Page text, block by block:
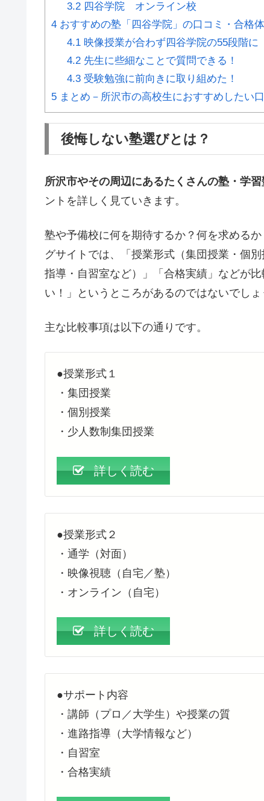
3.2四谷学院 オンライン校
4 おすすめの塾「四谷学院」の口コミ・合格
4.1映像授業が合わず四谷学院の55段階に
4.2先生に些細なことで質問できる！
4.3受験勉強に前向きに取り組めた！
5 まとめ－所沢市の高校生におすすめしたい
後悔しない塾選びとは？
所沢市やその周辺にあるたくさんの塾・学
ントを詳しく見ていきます。
塾や予備校に何を期待するか？何を求める
グサイトでは、「授業形式（集団授業・個
指導・自習室など）」「合格実績」などが
い！」というところがあるのではないでしょ
主な比較事項は以下の通りです。
●授業形式１
・集団授業
・個別授業
・少人数制集団授業
詳しく読む
●授業形式２
・通学（対面）
・映像視聴（自宅／塾）
・オンライン（自宅）
詳しく読む
●サポート内容
・講師（プロ／大学生）や授業の質
・進路指導（大学情報など）
・自習室
・合格実績